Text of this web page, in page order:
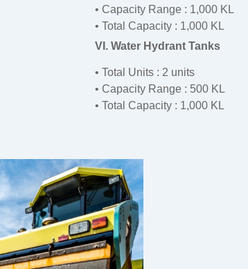
• Capacity Range : 1,000 KL
• Total Capacity : 1,000 KL
VI. Water Hydrant Tanks
• Total Units : 2 units
• Capacity Range : 500 KL
• Total Capacity : 1,000 KL